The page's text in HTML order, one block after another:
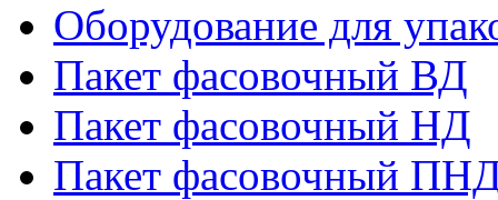
Оборудование для
Пакет фасовочный ВД
Пакет фасовочный НД
Пакет фасовочный